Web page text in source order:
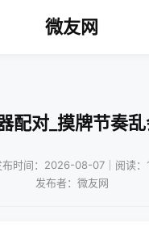
微友网
配对_摸牌节奏
布时间：2026-08-07｜阅读：
发布者：微友网